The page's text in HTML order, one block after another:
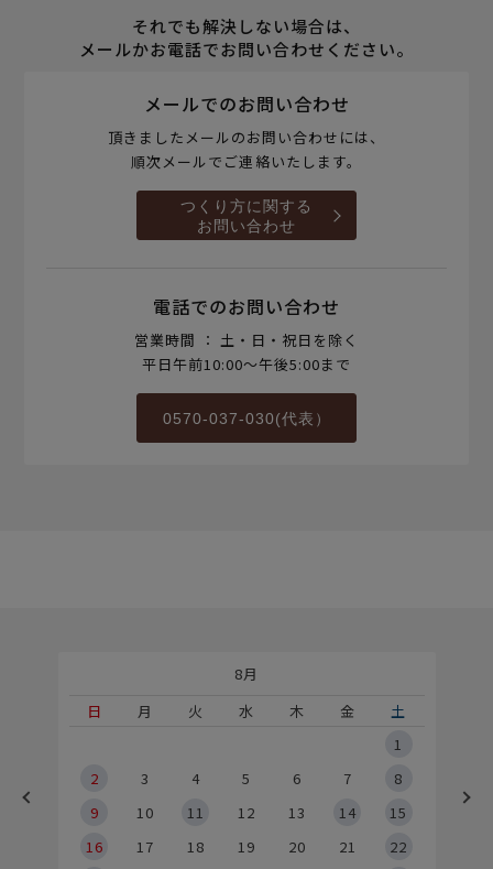
それでも解決しない場合は、
メールかお電話でお問い合わせください。
メールでのお問い合わせ
頂きましたメールのお問い合わせには、
順次メールでご連絡いたします。
つくり方に関する
お問い合わせ
電話でのお問い合わせ
営業時間 ： 土・日・祝日を除く
平日午前10:00～午後5:00まで
0570-037-030(代表）
8月
日
月 火 水 木 金
土
1
2
3 4 5 6 7
8
9
10 11 12 13 14
15
16
17 18 19 20 21
22